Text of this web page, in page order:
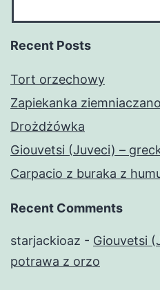
Recent Posts
Tort orzechowy
Zapiekanka
Drożdżówka
Giouvetsi (Juveci) –
Carpacio z buraka z
Recent Comments
starjackioaz - Giouvetsi
potrawa z orzo